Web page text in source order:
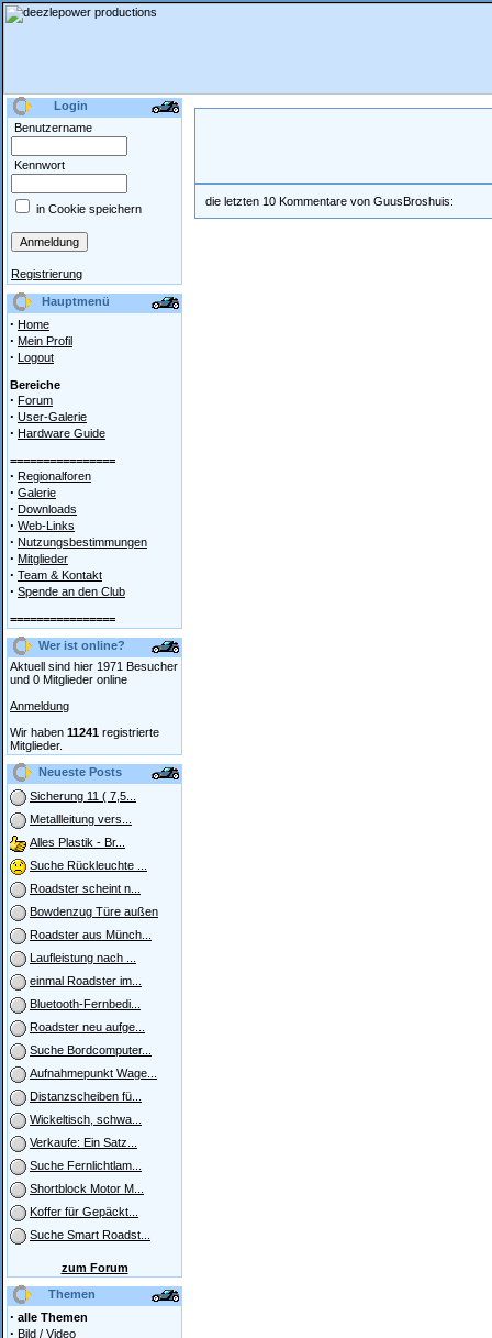
Login
Benutzername
Kennwort
in Cookie speichern
Registrierung
Hauptmenü
· Home
· Mein Profil
· Logout
Bereiche
· Forum
· User-Galerie
· Hardware Guide
================
· Regionalforen
· Galerie
· Downloads
· Web-Links
· Nutzungsbestimmungen
· Mitglieder
· Team & Kontakt
· Spende an den Club
================
Wer ist online?
Aktuell sind hier 1971 Besucher
und 0 Mitglieder online
Anmeldung
Wir haben 11241 registrierte
Mitglieder.
Neueste Posts
Sicherung 11 ( 7,5...
Metallleitung vers...
Alles Plastik - Br...
Suche Rückleuchte ...
Roadster scheint n...
Bowdenzug Türe außen
Roadster aus Münch...
Laufleistung nach ...
einmal Roadster im...
Bluetooth-Fernbedi...
Roadster neu aufge...
Suche Bordcomputer...
Aufnahmepunkt Wage...
Distanzscheiben fü...
Wickeltisch, schwa...
Verkaufe: Ein Satz...
Suche Fernlichtlam...
Shortblock Motor M...
Koffer für Gepäckt...
Suche Smart Roadst...
zum Forum
Themen
· alle Themen
· Bild / Video
die letzten 10 Kommentare von GuusBroshuis: